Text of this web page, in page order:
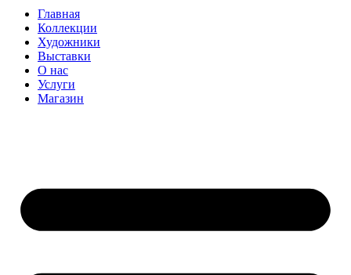
Главная
Коллекции
Художники
Выставки
О нас
Услуги
Магазин